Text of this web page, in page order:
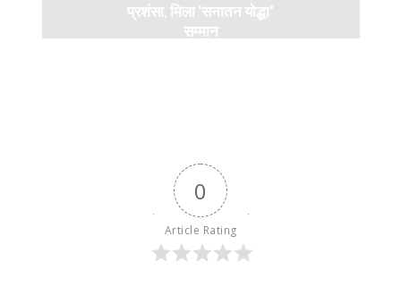
प्रशंसा, मिला ‘सनातन योद्धा’
सम्मान
0
Article Rating